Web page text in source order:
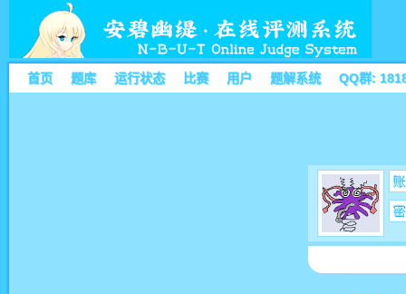
首页 题库 运行状态 比赛 用户 题解系统 QQ群: